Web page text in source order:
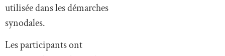
utilisée dans les démarches
synodales.
Les participants ont